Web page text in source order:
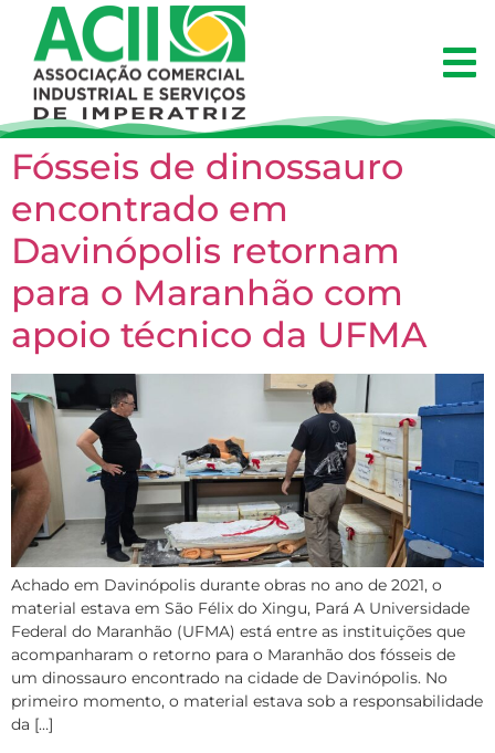
Fósseis de dinossauro
encontrado em
Davinópolis retornam
para o Maranhão com
apoio técnico da UFMA
Achado em Davinópolis durante obras no ano de 2021, o
material estava em São Félix do Xingu, Pará A Universidade
Federal do Maranhão (UFMA) está entre as instituições que
acompanharam o retorno para o Maranhão dos fósseis de
um dinossauro encontrado na cidade de Davinópolis. No
primeiro momento, o material estava sob a responsabilidade
da […]